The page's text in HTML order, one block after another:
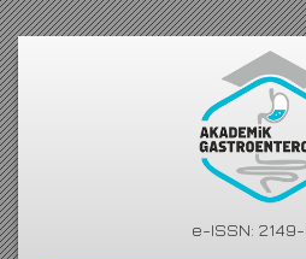
e-ISSN: